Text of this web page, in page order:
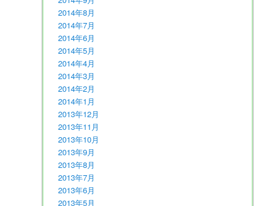
2014年8月
2014年7月
2014年6月
2014年5月
2014年4月
2014年3月
2014年2月
2014年1月
2013年12月
2013年11月
2013年10月
2013年9月
2013年8月
2013年7月
2013年6月
2013年5月